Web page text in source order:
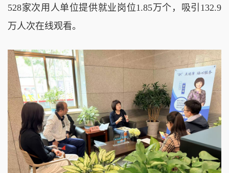
528家次用人单位提供就业岗位1.85万个，吸引132.9
万人次在线观看。